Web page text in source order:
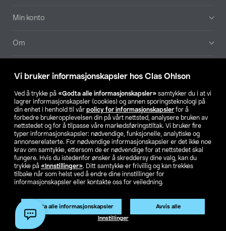
Vi bruker informasjonskapsler hos Clas Ohlson
Ved å trykke på «Godta alle informasjonskapsler» samtykker du i at vi
lagrer informasjonskapsler (cookies) og annen sporingsteknologi på
din enhet i henhold til vår policy for informasjonskapsler for å
forbedre brukeropplevelsen din på vårt nettsted, analysere bruken av
nettstedet og for å tilpasse våre markedsføringstiltak. Vi bruker fire
typer informasjonskapsler: nødvendige, funksjonelle, analytiske og
annonserelaterte. For nødvendige informasjonskapsler er det ikke noe
krav om samtykke, ettersom de er nødvendige for at nettstedet skal
fungere. Hvis du istedenfor ønsker å skreddersy dine valg, kan du
trykke på «Innstillinger». Ditt samtykke er frivillig og kan trekkes
tilbake når som helst ved å endre dine innstillinger for
informasjonskapsler eller kontakte oss for veiledning.
Godta alle informasjonskapsler Avvis alle
Innstillinger
Min konto
Om
Våre selskaper
Finn din butikk
SE NO FI
Privacy statement Medlemsvilkår Kjøpsvilkår
For bedrifter
Endre til priser ekskl. moms